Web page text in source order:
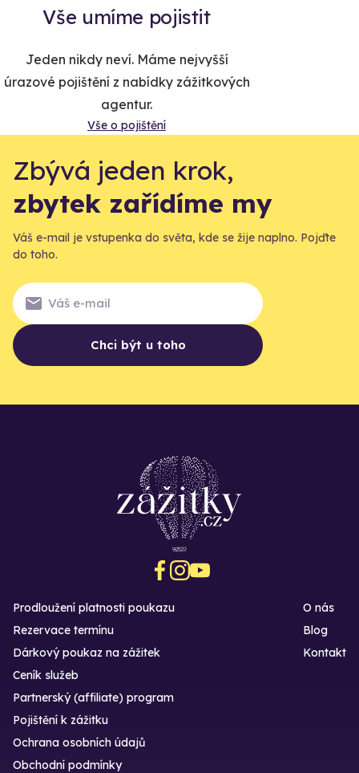
Vše umíme pojistit
Jeden nikdy neví. Máme nejvyšší
úrazové pojištění z nabídky zážitkových
agentur.
Vše o pojištění
Zbývá jeden krok,
zbytek zařídíme my
Váš e-mail je vstupenka do světa, kde se žije naplno. Pojďte
do toho.
Chci být u toho
Prodloužení platnosti poukazu
Rezervace termínu
Dárkový poukaz na zážitek
O nás
Blog
Kontakt
Ceník služeb
Partnerský (affiliate) program
Pojištění k zážitku
Ochrana osobních údajů
Obchodní podmínky